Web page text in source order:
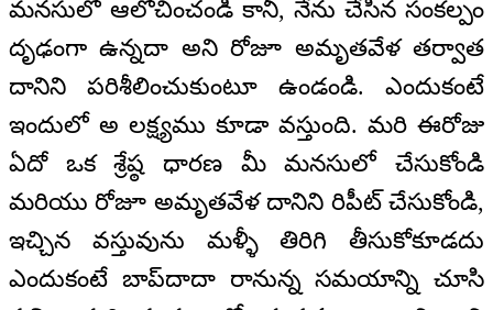
మనసులో ఆలోచించండి కానీ, నేను చేసిన సంకల్పం
దృఢంగా ఉన్నదా అని రోజూ అమృతవేళ తర్వాత
దానిని పరిశీలించుకుంటూ ఉండండి. ఎందుకంటే
ఇందులో అ లక్ష్యము కూడా వస్తుంది. మరి ఈరోజు
ఏదో ఒక శ్రేష్ఠ ధారణ మీ మనసులో చేసుకోండి
మరియు రోజూ అమృతవేళ దానిని రిపీట్ చేసుకోండి,
ఇచ్చిన వస్తువును మళ్ళీ తిరిగి తీసుకోకూడదు
ఎందుకంటే బాప్‌దాదా రానున్న సమయాన్ని చూసి